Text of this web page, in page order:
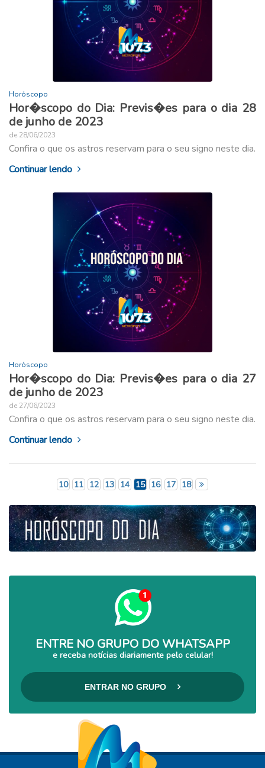
Horóscopo
Hor�scopo do Dia: Previs�es para o dia 28
de junho de 2023
de 28/06/2023
Confira o que os astros reservam para o seu signo neste dia.
Continuar lendo
Horóscopo
Hor�scopo do Dia: Previs�es para o dia 27
de junho de 2023
de 27/06/2023
Confira o que os astros reservam para o seu signo neste dia.
Continuar lendo
10 11 12 13 14 15 16 17 18
ENTRE NO GRUPO DO WHATSAPP
e receba notícias diariamente pelo celular!
ENTRAR NO GRUPO